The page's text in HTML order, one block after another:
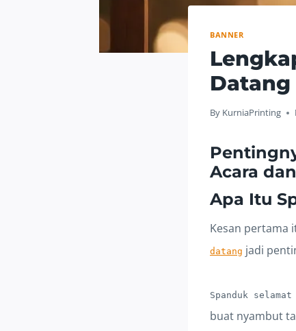
BANNER
Datang
By KurniaPrinting
Acara
Apa Itu
Kesan pertama
datang jadi
Spanduk selamat
buat nyambut